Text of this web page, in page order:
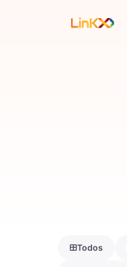
Todos